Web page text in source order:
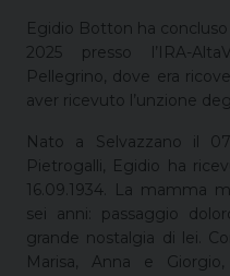
Egidio Botton ha
2025 presso l’IRA-
Pellegrino, dove era
aver ricevuto l’unzione
Nato a Selvazzano il
Pietrogalli, Egidio ha
16.09.1934. La mamma
sei anni: passaggio
grande nostalgia di lei.
Marisa, Anna e